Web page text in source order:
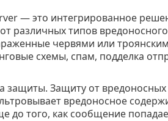
— это интегрированное
различных типов
червями или
схемы, спам, подделка
защиты. Защиту от
вредоносное
до того, как сообщение